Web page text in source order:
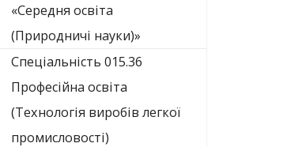
«Середня освіта
(Природничі науки)»
Спеціальність 015.36
Професійна освіта
(Технологія виробів легкої
промисловості)